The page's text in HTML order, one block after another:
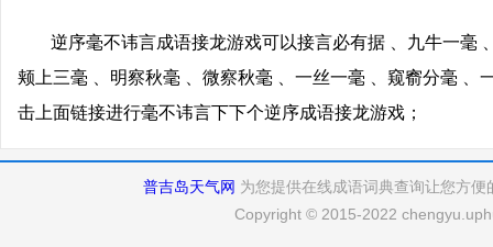
逆序毫不讳言成语接龙游戏可以接言必有据 、九牛一毫
颊上三毫 、明察秋毫 、微察秋毫 、一丝一毫 、窥窬分毫 、
击上面链接进行毫不讳言下下个逆序成语接龙游戏；
普吉岛天气网 为您提供在线成语词典查询让您方
Copyright © 2015-2022